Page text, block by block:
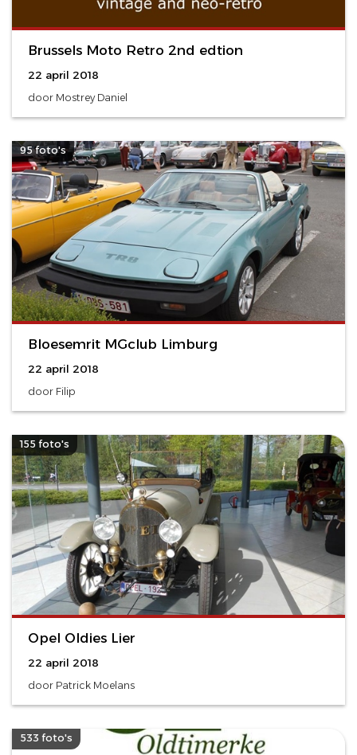
Brussels Moto Retro 2nd edtion
22 april 2018
door Mostrey Daniel
95 foto's
Bloesemrit MGclub Limburg
22 april 2018
door Filip
155 foto's
Opel Oldies Lier
22 april 2018
door Patrick Moelans
533 foto's